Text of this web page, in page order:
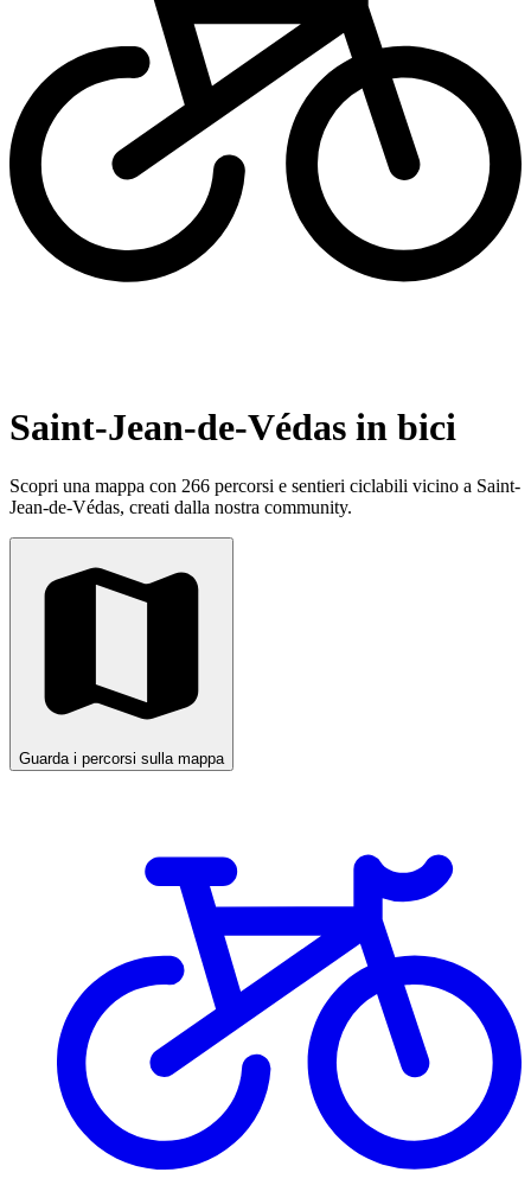
Saint-Jean-de-Védas in bici
Scopri una mappa con 266 percorsi e sentieri ciclabili vicino a Saint-
Jean-de-Védas, creati dalla nostra community.
Guarda i percorsi sulla mappa